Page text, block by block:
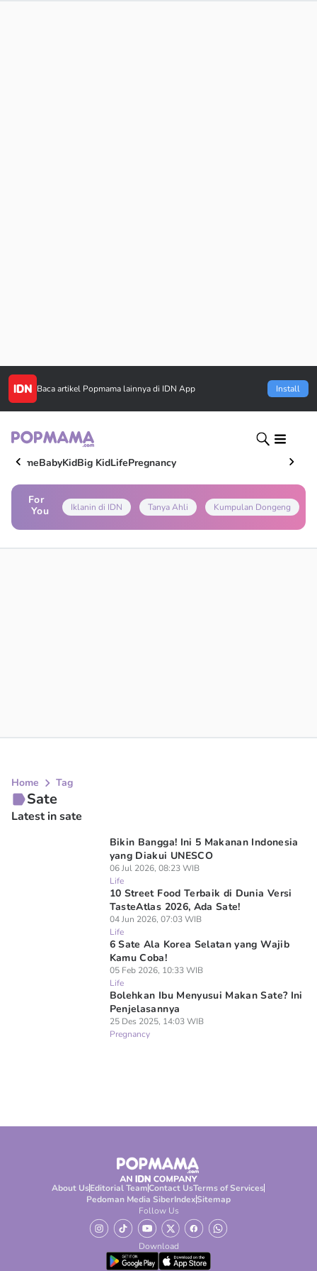
Baca artikel Popmama lainnya di IDN App Install
HomeBabyKidBig KidLifePregnancy
For
You
Iklanin di IDN Tanya Ahli Kumpulan Dongeng
Home Tag
Sate
Latest in sate
Bikin Bangga! Ini 5 Makanan Indonesia
yang Diakui UNESCO
06 Jul 2026, 08:23 WIB
Life
10 Street Food Terbaik di Dunia Versi
TasteAtlas 2026, Ada Sate!
04 Jun 2026, 07:03 WIB
Life
6 Sate Ala Korea Selatan yang Wajib
Kamu Coba!
05 Feb 2026, 10:33 WIB
Life
Bolehkan Ibu Menyusui Makan Sate? Ini
Penjelasannya
25 Des 2025, 14:03 WIB
Pregnancy
About UsEditorial TeamContact UsTerms of Services
Pedoman Media SiberIndexSitemap
Follow Us
Download